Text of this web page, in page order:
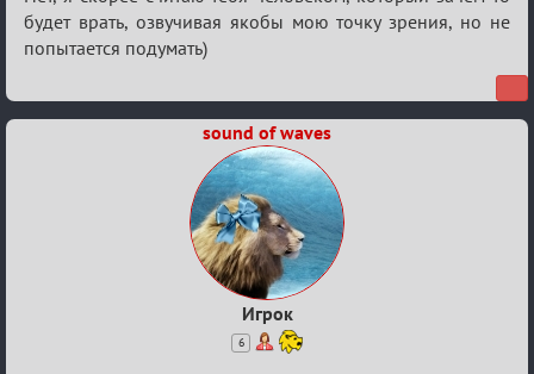
будет врать, озвучивая якобы мою точку зрения, но не
попытается подумать)
sound of waves
Игрок
6